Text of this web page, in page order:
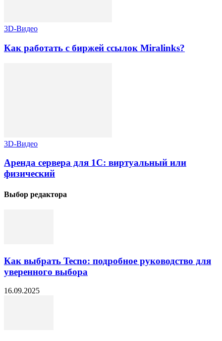
3D-Видео
Как работать с биржей ссылок Miralinks?
3D-Видео
Аренда сервера для 1С: виртуальный или
физический
Выбор редактора
Как выбрать Tecno: подробное руководство для
уверенного выбора
16.09.2025